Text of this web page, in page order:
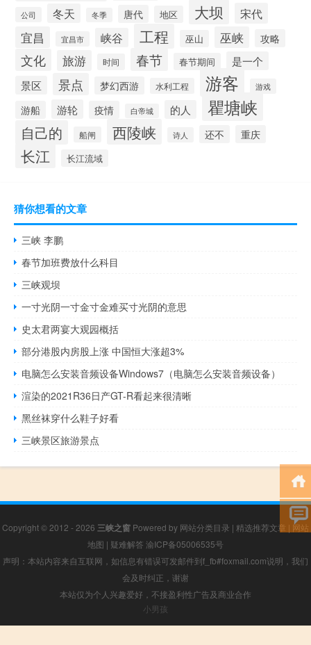
公司 冬天 冬季 唐代 地区 大坝 宋代
宜昌 宜昌市 峡谷 工程 巫山 巫峡 攻略
文化 旅游 时间 春节 春节期间
是一个
景区
景点 梦幻西游 水利工程 游客 游戏
游船 游轮 疫情 白帝城 的人 瞿塘峡
自己的 船闸 西陵峡 诗人 还不 重庆
长江 长江流域
猜你想看的文章
三峡 李鹏
春节加班费放什么科目
三峡观坝
一寸光阴一寸金寸金难买寸光阴的意思
史太君两宴大观园概括
部分港股内房股上涨 中国恒大涨超3%
电脑怎么安装音频设备Windows7（电脑怎么安装音频设备）
渲染的2021R36日产GT-R看起来很清晰
黑丝袜穿什么鞋子好看
三峡景区旅游景点
Copyright © 2012 - 2026 三峡之窗 Powered by 网站分类目录 | 精选推荐文章 | 网站
地图 | 疑难解答 渝ICP备05006535号
声明：本站内容来自互联网，如信息有错误可发邮件到f_fb#foxmail.com说明，我们
会及时纠正，谢谢
本站仅为个人兴趣爱好，不接盈利性广告及商业合作
小男孩